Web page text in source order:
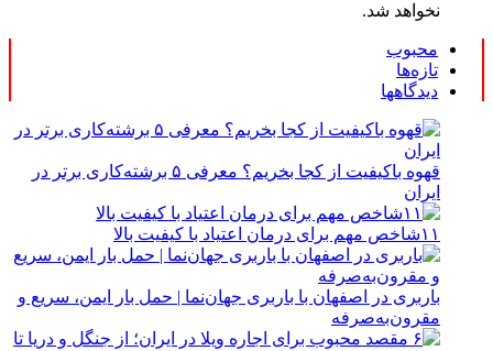
نخواهد شد.
محبوب
تازه‌ها
دیدگاهها
قهوه باکیفیت از کجا بخریم؟ معرفی ۵ برشته‌کاری برتر در
ایران
۱۱شاخص مهم برای درمان اعتیاد با کیفیت بالا
باربری در اصفهان با باربری جهان‌نما | حمل بار ایمن، سریع و
مقرون‌به‌صرفه